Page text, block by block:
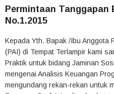
Permintaan Tanggapan
No.1.2015
Kepada Yth. Bapak /Ibu Anggota
(PAI) di Tempat Terlampir kami
Praktik untuk bidang Jaminan
mengenai Analisis Keuangan
mengundang rekan-rekan untuk